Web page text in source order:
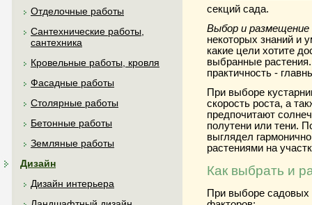
Отделочные работы
Сантехнические работы,
сантехника
Кровельные работы, кровля
Фасадные работы
Столярные работы
Бетонные работы
Земляные работы
Дизайн
Дизайн интерьера
секций сада.
Выбор и размещение
некоторых знаний и
какие цели хотите
выбранные
практичность -
При выборе
скорость роста, а
предпочитают
полутени или тени.
выглядел
растениями на
Как выбрать и
При выборе садовых